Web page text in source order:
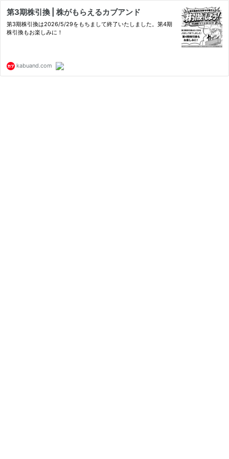
第3期株引換 | 株がもらえるカブアンド
第3期株引換は2026/5/29をもちまして終了いたしました。第4期
株引換もお楽しみに！
kabuand.com